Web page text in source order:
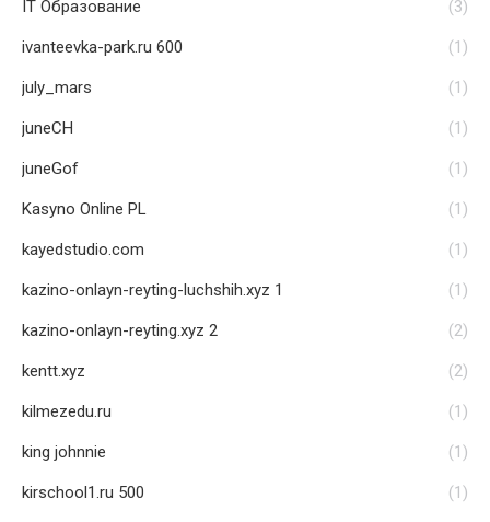
IT Образование (3)
ivanteevka-park.ru 600 (1)
july_mars (1)
juneCH (1)
juneGof (1)
Kasyno Online PL (1)
kayedstudio.com (1)
kazino-onlayn-reyting-luchshih.xyz 1 (1)
kazino-onlayn-reyting.xyz 2 (2)
kentt.xyz (2)
kilmezedu.ru (1)
king johnnie (1)
kirschool1.ru 500 (1)